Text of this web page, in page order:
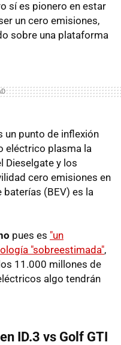
sí es pionero en estar
un cero emisiones,
sobre una plataforma
un punto de inflexión
eléctrico plasma la
Dieselgate y los
cero emisiones en
(BEV) es la
pues es "un
"sobreestimada",
11.000 millones de
algo tendrán
ID.3 vs Golf GTI